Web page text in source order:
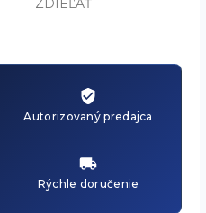
ZDIEĽAŤ
Autorizovaný predajca
Rýchle doručenie